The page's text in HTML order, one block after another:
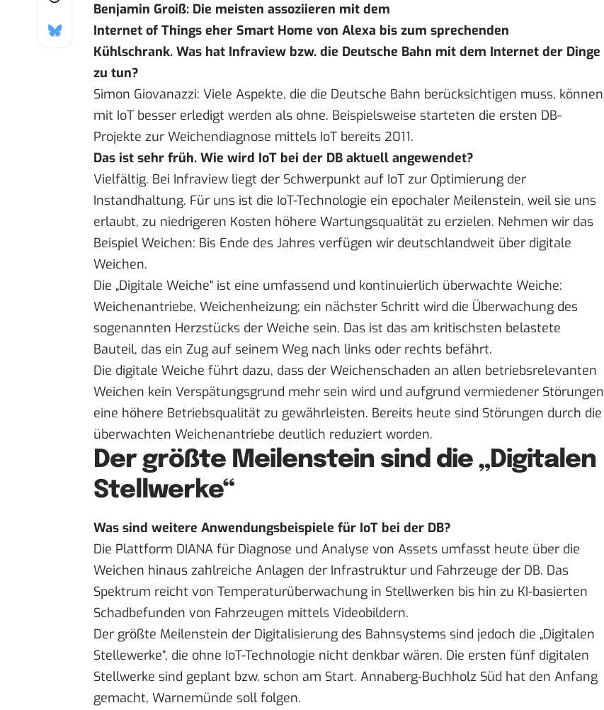
Benjamin Groiß: Die meisten assoziieren mit dem
Internet of Things eher Smart Home von Alexa bis zum sprechenden
Kühlschrank. Was hat Infraview bzw. die Deutsche Bahn mit dem Internet der Dinge
zu tun?
Simon Giovanazzi: Viele Aspekte, die die Deutsche Bahn berücksichtigen muss, können
mit IoT besser erledigt werden als ohne. Beispielsweise starteten die ersten DB-
Projekte zur Weichendiagnose mittels IoT bereits 2011.
Das ist sehr früh. Wie wird IoT bei der DB aktuell angewendet?
Vielfältig. Bei Infraview liegt der Schwerpunkt auf IoT zur Optimierung der
Instandhaltung. Für uns ist die IoT-Technologie ein epochaler Meilenstein, weil sie uns
erlaubt, zu niedrigeren Kosten höhere Wartungsqualität zu erzielen. Nehmen wir das
Beispiel Weichen: Bis Ende des Jahres verfügen wir deutschlandweit über digitale
Weichen.
Die „Digitale Weiche“ ist eine umfassend und kontinuierlich überwachte Weiche:
Weichenantriebe, Weichenheizung; ein nächster Schritt wird die Überwachung des
sogenannten Herzstücks der Weiche sein. Das ist das am kritischsten belastete
Bauteil, das ein Zug auf seinem Weg nach links oder rechts befährt.
Die digitale Weiche führt dazu, dass der Weichenschaden an allen betriebsrelevanten
Weichen kein Verspätungsgrund mehr sein wird und aufgrund vermiedener Störungen
eine höhere Betriebsqualität zu gewährleisten. Bereits heute sind Störungen durch die
überwachten Weichenantriebe deutlich reduziert worden.
Der größte Meilenstein sind die „Digitalen
Stellwerke“
Was sind weitere Anwendungsbeispiele für IoT bei der DB?
Die Plattform DIANA für Diagnose und Analyse von Assets umfasst heute über die
Weichen hinaus zahlreiche Anlagen der Infrastruktur und Fahrzeuge der DB. Das
Spektrum reicht von Temperaturüberwachung in Stellwerken bis hin zu KI-basierten
Schadbefunden von Fahrzeugen mittels Videobildern.
Der größte Meilenstein der Digitalisierung des Bahnsystems sind jedoch die „Digitalen
Stellewerke“, die ohne IoT-Technologie nicht denkbar wären. Die ersten fünf digitalen
Stellwerke sind geplant bzw. schon am Start. Annaberg-Buchholz Süd hat den Anfang
gemacht, Warnemünde soll folgen.